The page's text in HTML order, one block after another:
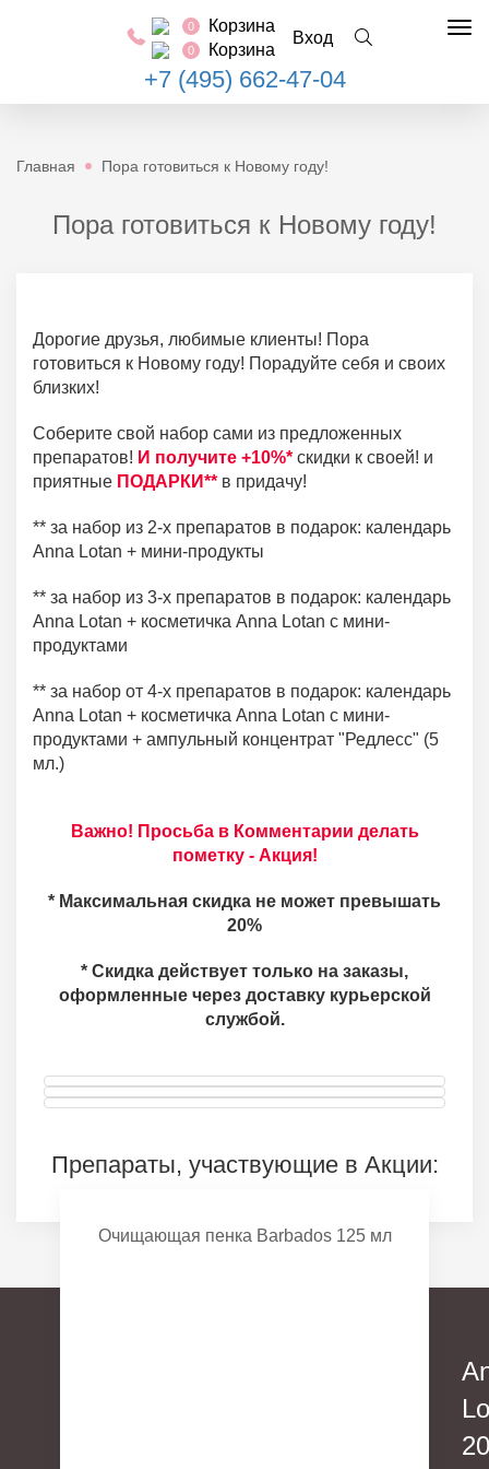
0 Корзина
0 Корзина
Вход
+7 (495) 662-47-04
Главная Пора готовиться к Новому году!
Пора готовиться к Новому году!
Дорогие друзья, любимые клиенты! Пора
готовиться к Новому году! Порадуйте себя и своих
близких!
Соберите свой набор сами из предложенных
препаратов! И получите +10%* скидки к своей! и
приятные ПОДАРКИ** в придачу!
** за набор из 2-х препаратов в подарок: календарь
Anna Lotan + мини-продукты
** за набор из 3-х препаратов в подарок: календарь
Anna Lotan + косметичка Anna Lotan с мини-
продуктами
** за набор от 4-х препаратов в подарок: календарь
Anna Lotan + косметичка Anna Lotan с мини-
продуктами + ампульный концентрат "Редлесс" (5
мл.)
Важно! Просьба в Комментарии делать
пометку - Акция!
* Максимальная скидка не может превышать
20%
* Скидка действует только на заказы,
оформленные через доставку курьерской
службой.
Препараты, участвующие в Акции:
Очищающая пенка Barbados 125 мл